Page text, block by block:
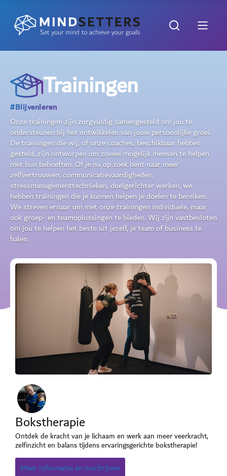
Trainingen
#Blijvenleren
Onze trainingen zijn zorgvuldig samengesteld om jou te
ondersteunen bij het ontwikkelen van jouw persoonlijke groei.
De trainingen die wij, of onze coaches, beschikbaar hebben
gesteld, zijn ontworpen om zoveel mogelijk mensen te helpen
met hun behoeften. Of je nu op zoek bent naar meer
zelfvertrouwen, communicatievaardigheden,
stressmanagementtechnieken, doelgerichter werken, we
hebben trainingen die je kunnen helpen je doelen te bereiken.
We streven ernaar om met onze trainingen individuele, maar
ook groep- en teamoplossingen te bieden. Wij zijn vastbesloten
om jou te helpen het beste uit jezelf, je team of business te
halen.
Bokstherapie
Ontdek de kracht van je lichaam en werk aan meer veerkracht,
zelfinzicht en balans tijdens ervaringsgerichte bokstherapie!
Meer informatie en inschrijven